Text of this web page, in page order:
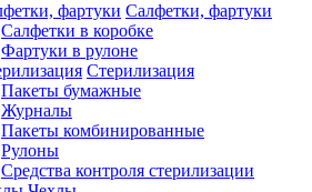
Салфетки, фартуки
Салфетки в коробке
Фартуки в рулоне
Стерилизация
Пакеты бумажные
Журналы
Пакеты комбинированные
Рулоны
Средства контроля стерилизации